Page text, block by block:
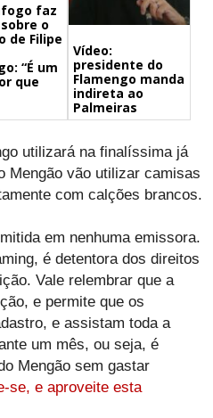
faz
o
de Filipe
“É um
que
Vídeo:
presidente do
Flamengo manda
indireta ao
Palmeiras
utilizará na finalíssima já
Mengão vão utilizar camisas
com calções brancos.
em nenhuma emissora.
é detentora dos direitos
Vale relembrar que a
e permite que os
e assistam toda a
um mês, ou seja, é
Mengão sem gastar
se, e aproveite esta